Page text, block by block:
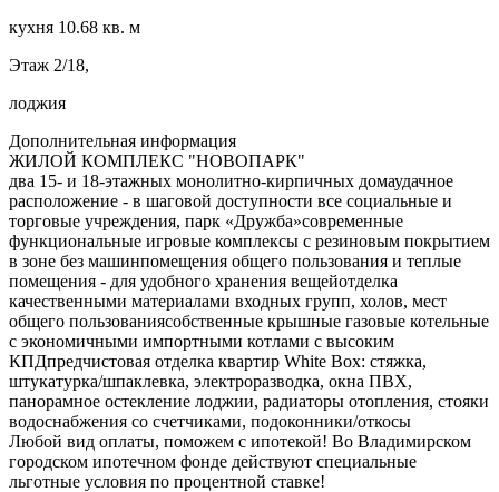
кухня 10.68 кв. м
Этаж 2/18,
лоджия
Дополнительная информация
ЖИЛОЙ КОМПЛЕКС "НОВОПАРК"
два 15- и 18-этажных монолитно-кирпичных домаудачное
расположение - в шаговой доступности все социальные и
торговые учреждения, парк «Дружба»современные
функциональные игровые комплексы с резиновым покрытием
в зоне без машинпомещения общего пользования и теплые
помещения - для удобного хранения вещейотделка
качественными материалами входных групп, холов, мест
общего пользованиясобственные крышные газовые котельные
с экономичными импортными котлами с высоким
КПДпредчистовая отделка квартир White Box: стяжка,
штукатурка/шпаклевка, электроразводка, окна ПВХ,
панорамное остекление лоджии, радиаторы отопления, стояки
водоснабжения со счетчиками, подоконники/откосы
Любой вид оплаты, поможем с ипотекой! Во Владимирском
городском ипотечном фонде действуют специальные
льготные условия по процентной ставке!